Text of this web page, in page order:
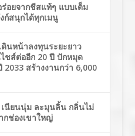
อยจากชีสแท้ๆ แบบเต็ม
ก์สนุกได้ทุกเมนู
นหน้าลงทุนระยะยาว
ชส์ต่ออีก 20 ปี ปักหมุด
สร้างงานกว่า 6,000
นียนนุ่ม ละมุนลิ้น กลิ่นไม่
กช่องเขาใหญ่